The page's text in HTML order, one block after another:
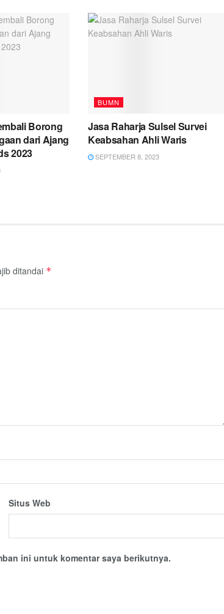
Borong
dari Ajang
2023
BUMN
Jasa Raharja Sulsel Survei
Keabsahan Ahli Waris
SEPTEMBER 8, 2023
ditandai *
Situs Web
ini untuk komentar saya berikutnya.